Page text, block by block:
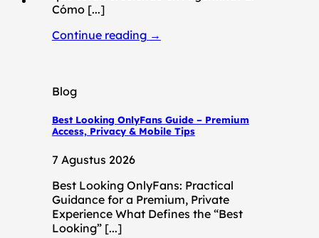
Cómo [...]
Continue reading →
Blog
Best Looking OnlyFans Guide – Premium
Access, Privacy & Mobile Tips
7 Agustus 2026
Best Looking OnlyFans: Practical
Guidance for a Premium, Private
Experience What Defines the “Best
Looking” [...]